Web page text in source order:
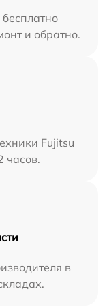
и обратно.
Fujitsu
часов.
в